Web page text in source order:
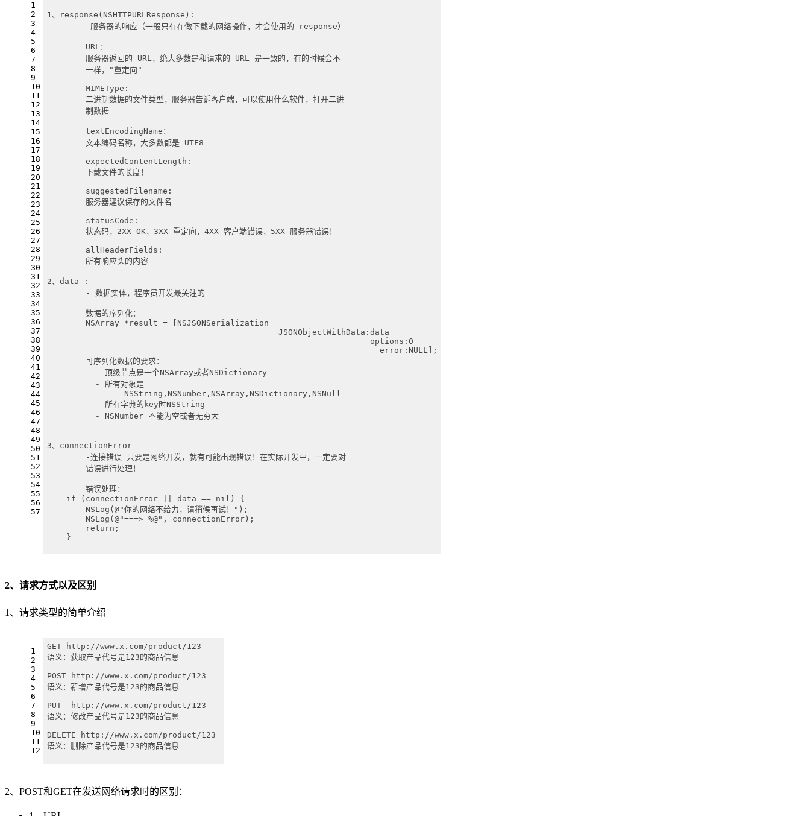
1
2
3
4
5
6
7
8
9
10
11
12
13
14
15
16
17
18
19
20
21
22
23
24
25
26
27
28
29
30
31
32
33
34
35
36
37
38
39
40
41
42
43
44
45
46
47
48
49
50
51
52
53
54
55
56
57
1、response(NSHTTPURLResponse):
	-服务器的响应（一般只有在做下载的网络操作，才会使用的 response）
	URL：
	服务器返回的 URL，绝大多数是和请求的 URL 是一致的，有的时候会不
	一样，"重定向"
	MIMEType:
	二进制数据的文件类型，服务器告诉客户端，可以使用什么软件，打开二进
	制数据
	textEncodingName：
	文本编码名称，大多数都是 UTF8
	expectedContentLength:
	下载文件的长度！
	suggestedFilename:
	服务器建议保存的文件名
	statusCode:
	状态码，2XX OK，3XX 重定向，4XX 客户端错误，5XX 服务器错误！
	allHeaderFields:
	所有响应头的内容
2、data :
	- 数据实体，程序员开发最关注的
	数据的序列化：
	NSArray *result = [NSJSONSerialization
						JSONObjectWithData:data
								   options:0
								     error:NULL];
	可序列化数据的要求：
	  - 顶级节点是一个NSArray或者NSDictionary
	  - 所有对象是
	  	NSString,NSNumber,NSArray,NSDictionary,NSNull
	  - 所有字典的key时NSString
	  - NSNumber 不能为空或者无穷大
3、connectionError
	-连接错误 只要是网络开发，就有可能出现错误！在实际开发中，一定要对
	错误进行处理！
	错误处理：
    if (connectionError || data == nil) {
        NSLog(@"你的网络不给力，请稍候再试！");
        NSLog(@"===> %@", connectionError);
        return;
    }
2、请求方式以及区别
1、请求类型的简单介绍
1
2
3
4
5
6
7
8
9
10
11
12
GET http://www.x.com/product/123
语义：获取产品代号是123的商品信息
POST http://www.x.com/product/123
语义：新增产品代号是123的商品信息
PUT  http://www.x.com/product/123
语义：修改产品代号是123的商品信息
DELETE http://www.x.com/product/123
语义：删除产品代号是123的商品信息
2、POST和GET在发送网络请求时的区别：